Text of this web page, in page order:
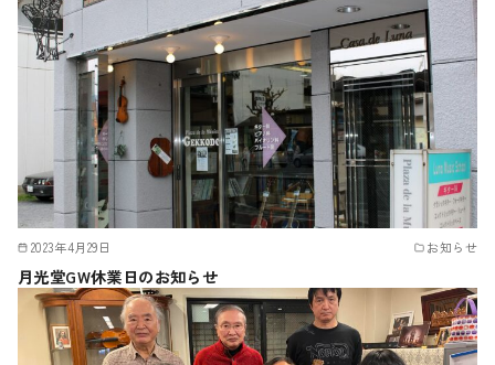
2023年4月29日 お知らせ
月光堂GW休業日のお知らせ